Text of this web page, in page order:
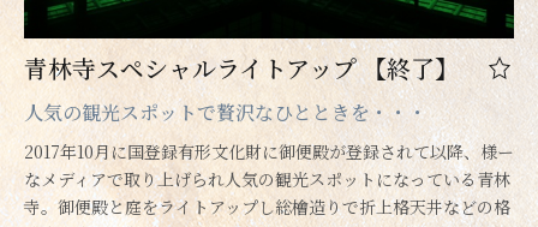
青林寺スペシャルライトアップ 【終了】
人気の観光スポットで贅沢なひとときを・・・
2017年10月に国登録有形文化財に御便殿が登録されて以降、様ー
なメディアで取り上げられ人気の観光スポットになっている青林
寺。御便殿と庭をライトアップし総檜造りで折上格天井などの格